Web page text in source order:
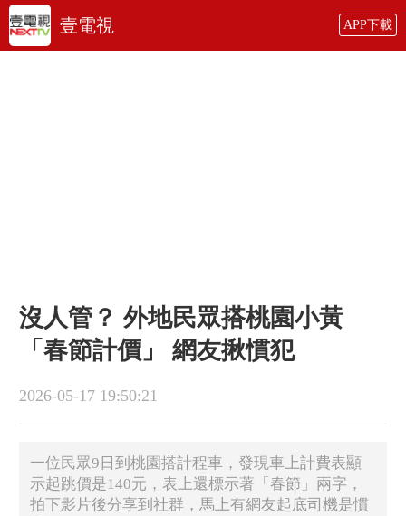
壹電視 APP下載
沒人管？ 外地民眾搭桃園小黃
「春節計價」 網友揪慣犯
2026-05-17 19:50:21
​一位民眾9日到桃園搭計程車，發現車上計費表顯
示起跳價是140元，表上還標示著「春節」兩字，
拍下影片後分享到社群，馬上有網友起底司機是慣